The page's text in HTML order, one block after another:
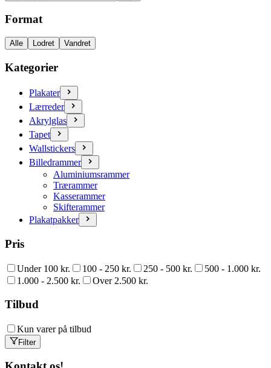
Format
Alle Lodret Vandret
Kategorier
Plakater
Lærreder
Akrylglas
Tapet
Wallstickers
Billedrammer
Aluminiumsrammer
Trærammer
Kasserammer
Skifterammer
Plakatpakker
Pris
Under 100 kr. 100 - 250 kr. 250 - 500 kr.
500 - 1.000 kr.
1.000 - 2.500 kr.
Over 2.500 kr.
Tilbud
Kun varer på tilbud
Filter